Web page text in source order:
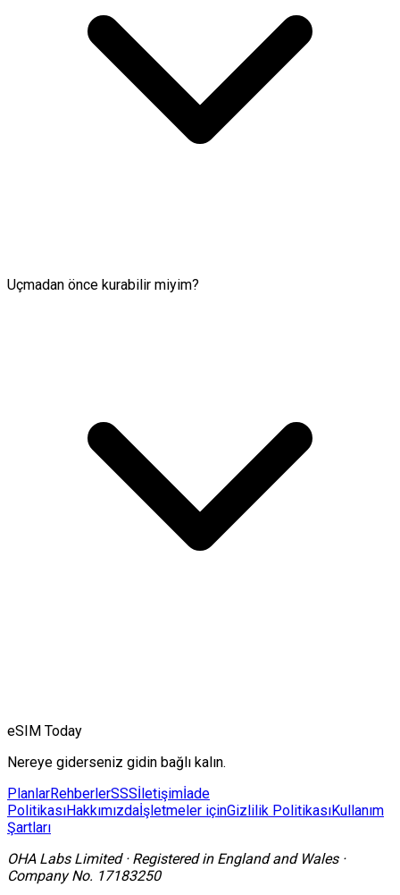
Uçmadan önce kurabilir miyim?
eSIM Today
Nereye giderseniz gidin bağlı kalın.
PlanlarRehberlerSSSİletişimİade
PolitikasıHakkımızdaİşletmeler içinGizlilik PolitikasıKullanım
Şartları
OHA Labs Limited· Registered in England and Wales·
Company No. 17183250